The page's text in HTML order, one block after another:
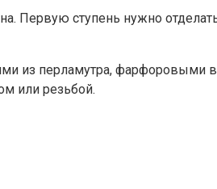
Первую ступень нужно
из перламутра, фарфоровыми
или резьбой.